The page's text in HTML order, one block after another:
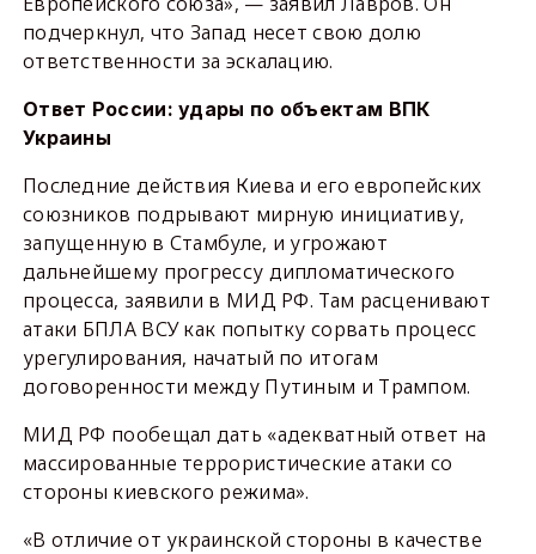
подчеркнул, что Запад несет свою долю
ответственности за эскалацию.
Ответ России: удары по объектам ВПК
Украины
Последние действия Киева и его европейских
союзников подрывают мирную инициативу,
запущенную в Стамбуле, и угрожают
дальнейшему прогрессу дипломатического
процесса, заявили в МИД РФ. Там расценивают
атаки БПЛА ВСУ как попытку сорвать процесс
урегулирования, начатый по итогам
договоренности между Путиным и Трампом.
МИД РФ пообещал дать «адекватный ответ на
массированные террористические атаки со
стороны киевского режима».
«В отличие от украинской стороны в качестве